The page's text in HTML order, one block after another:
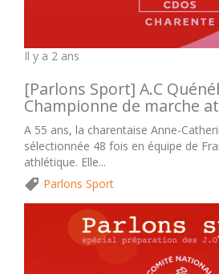
Il y a 2 ans
[Parlons Sport] A.C
Championne de marche
A 55 ans, la charentaise Anne-
sélectionnée 48 fois en équipe de
athlétique. Elle...
Parlons Sport